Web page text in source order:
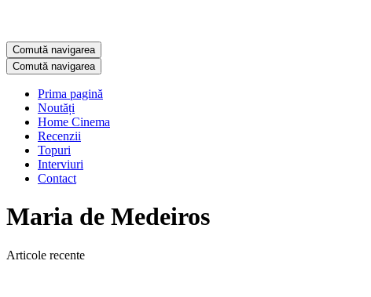
Comută navigarea
Comută navigarea
Prima pagină
Noutăți
Home Cinema
Recenzii
Topuri
Interviuri
Contact
Maria de Medeiros
Articole recente